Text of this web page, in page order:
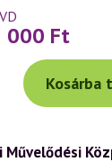
000 Ft
Kosárba
Művelődési